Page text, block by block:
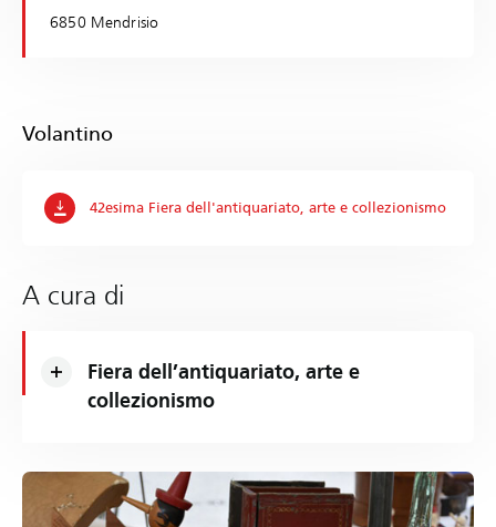
6850 Mendrisio
Volantino
42esima Fiera dell'antiquariato, arte e collezionismo
A cura di
Fiera dell’antiquariato, arte e
collezionismo